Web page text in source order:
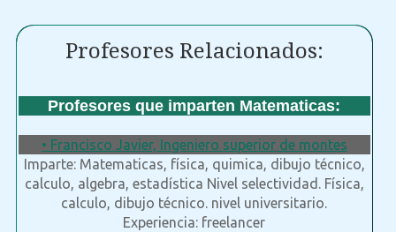
Profesores Relacionados:
Profesores que imparten Matematicas:
• Francisco Javier, Ingeniero superior de montes
Imparte: Matematicas, física, quimica, dibujo técnico,
calculo, algebra, estadística Nivel selectividad. Física,
calculo, dibujo técnico. nivel universitario.
Experiencia: freelancer